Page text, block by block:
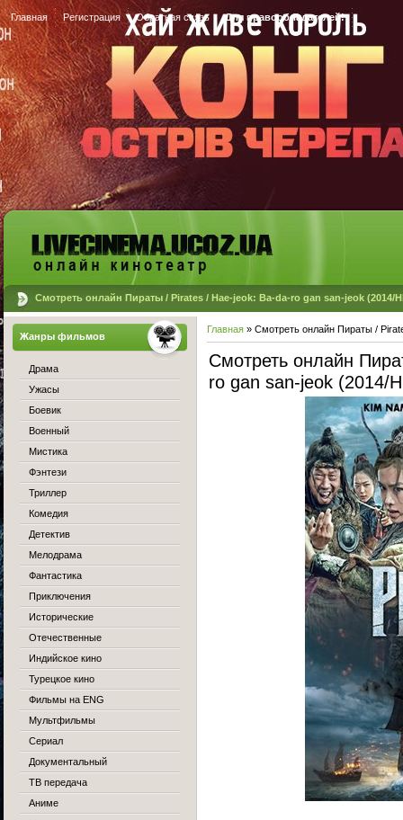
Главная Регистрация Обратная связь Для правообладателей!
Смотреть онлайн Пираты / Pirates / Hae-jeok: Ba-da-ro gan san-jeok (2014/
Главная » Смотреть онлайн Пираты /
Смотреть онлайн
ro gan san-jeok (2014/
Жанры фильмов
Драма
Ужасы
Боевик
Военный
Мистика
Фэнтези
Триллер
Комедия
Детектив
Мелодрама
Фантастика
Приключения
Исторические
Отечественные
Индийское кино
Турецкое кино
Фильмы на ENG
Мультфильмы
Сериал
Документальный
ТВ передача
Аниме